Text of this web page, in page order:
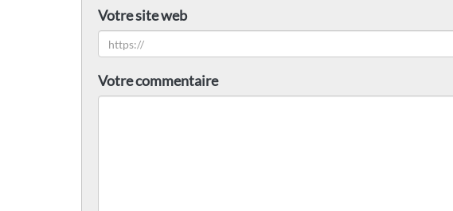
Votre site web
Votre commentaire